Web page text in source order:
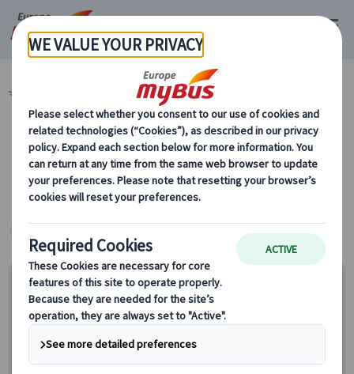
マイバス・ヨーロッパ 世界遺産 (8)
カテゴリーから探す
世界遺産 ヨーロッパ・プライベートツアー